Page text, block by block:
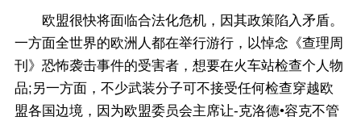
欧盟很快将面临合法化危机，因其政策陷入矛盾。
一方面全世界的欧洲人都在举行游行，以悼念《查理周
刊》恐怖袭击事件的受害者，想要在火车站检查个人物
品;另一方面，不少武装分子可不接受任何检查穿越欧
盟各国边境，因为欧盟委员会主席让-克洛德•容克不管